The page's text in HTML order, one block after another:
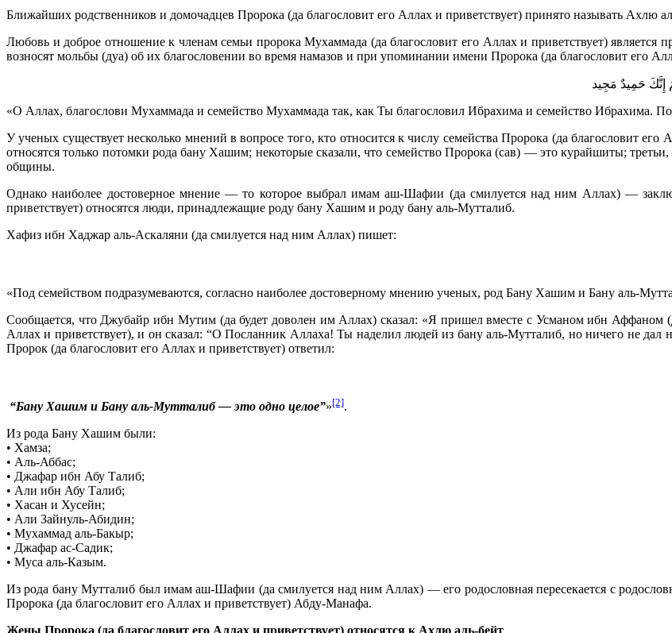
Ближайших родственников и домочадцев Пророка (да благословит его Аллах и приветствует) принято называть Ахлю
Любовь и доброе отношение к членам семьи пророка Мухаммада (да благословит его Аллах и приветствует)
возносят мольбы (дуа) об их благословении во время намазов и при упоминании имени Пророка (да благословит его
حَمِيدٌ مَجِيد
«О Аллах, благослови Мухаммада и семейство Мухаммада так, как Ты благословил Ибрахима и семейство Ибрахима.
У ученых существует несколько мнений в вопросе того, кто относится к числу семейства Пророка (да благословит
относятся только потомки рода бану Хашим; некоторые сказали, что семейство Пророка (сав) — это курайшиты;
общины.
Однако наиболее достоверное мнение — то которое выбрал имам аш-Шафии (да смилуется над ним Аллах) —
приветствует) относятся люди, принадлежащие роду бану Хашим и роду бану аль-Мутталиб.
Хафиз ибн Хаджар аль-Аскаляни (да смилуется над ним Аллах) пишет:
«Под семейством подразумеваются, согласно наиболее достоверному мнению ученых, род Бану Хашим и Бану аль-
Сообщается, что Джубайр ибн Мутим (да будет доволен им Аллах) сказал: «Я пришел вместе с Усманом ибн Аффаном
Аллах и приветствует), и он сказал: “О Посланник Аллаха! Ты наделил людей из бану аль-Мутталиб, но ничего не дал
Пророк (да благословит его Аллах и приветствует) ответил:
“Бану Хашим и Бану аль-Мутталиб — это одно целое”»[2].
Из рода Бану Хашим были:
• Хамза;
• Аль-Аббас;
• Джафар ибн Абу Талиб;
• Али ибн Абу Талиб;
• Хасан и Хусейн;
• Али Зайнуль-Абидин;
• Мухаммад аль-Бакыр;
• Джафар ас-Садик;
• Муса аль-Казым.
Из рода бану Мутталиб был имам аш-Шафии (да смилуется над ним Аллах) — его родословная пересекается с
Пророка (да благословит его Аллах и приветствует) Абду-Манафа.